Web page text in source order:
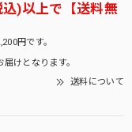
)以上で【送料無
円です。
けとなります。
送料について